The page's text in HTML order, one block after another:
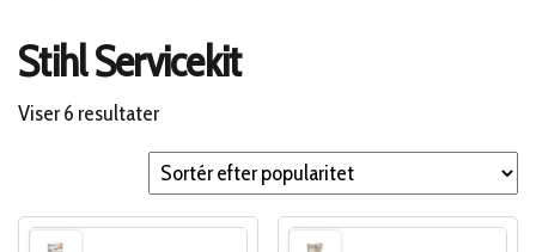
Stihl Servicekit
Viser 6 resultaterSorteret
efter
popularitet